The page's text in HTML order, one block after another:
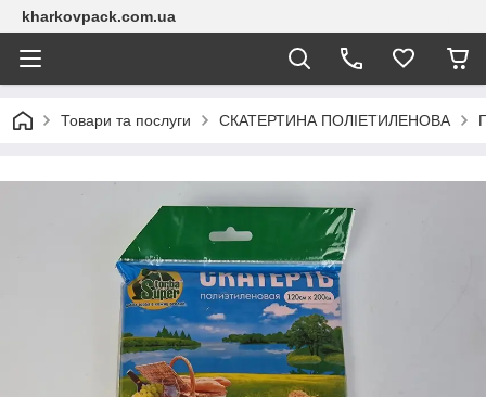
kharkovpack.com.ua
Товари та послуги СКАТЕРТИНА ПОЛІЕТИЛЕНОВА